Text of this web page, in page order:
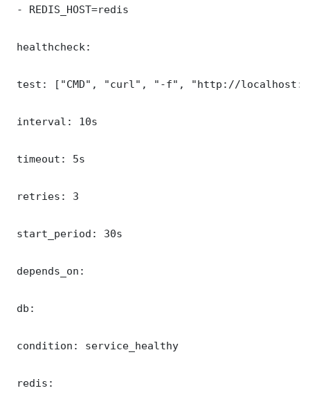
- REDIS_HOST=redis
healthcheck:
test: ["CMD", "curl", "-f", "http://
interval: 10s
timeout: 5s
retries: 3
start_period: 30s
depends_on:
db:
condition: service_healthy
redis: